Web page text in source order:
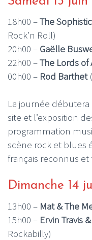
18h00 –The
Rock’n Roll)
20h00 – Gaëlle
22h00 –The Lords
00h00 – Rod Barthet
La journée débutera
site et l’exposition
programmation
scène rock et blues
français reconnus
Dimanche 14
13h00 – Mat & The
15h00 – Ervin Travis
Rockabilly)